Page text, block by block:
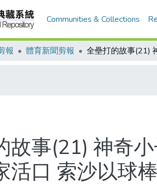
Communities & Collections
報 體育新聞剪報
故事(21) 神奇
活口 索沙以球